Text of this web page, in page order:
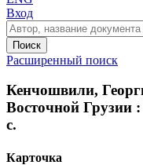
Вход
Поиск
Расширенный поиск
Кенчошвили,
Восточной Грузии
с.
Карточка